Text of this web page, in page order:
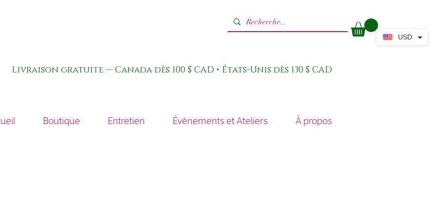
Livraison gratuite — Canada dès 100 $ CAD • États-Unis dès 130 $ CAD
Boutique Entretien Évènements et Ateliers À propos
USD